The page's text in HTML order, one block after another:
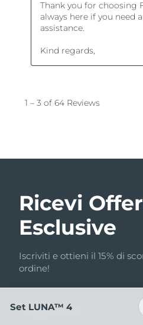
Ricevi
Esclusive
Iscriviti e ottieni il 15% di
ordine!
Indirizzo email
Set LUNA™ 4